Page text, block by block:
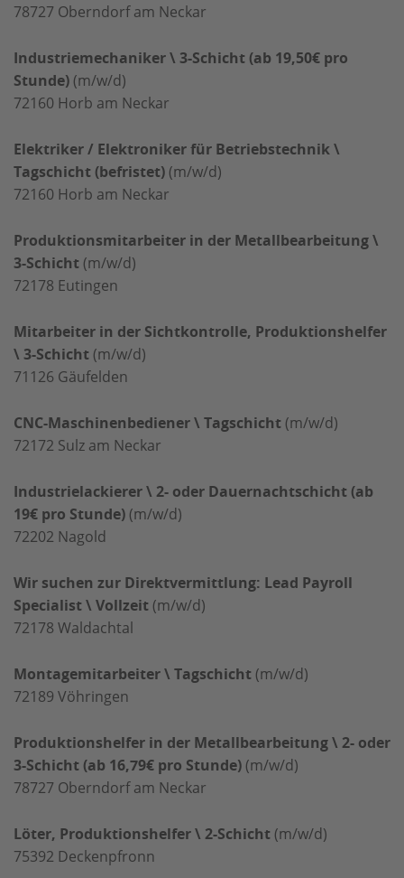
78727 Oberndorf am Neckar
Industriemechaniker \ 3-Schicht (ab 19,50€ pro
Stunde) (m/w/d)
72160 Horb am Neckar
Elektriker / Elektroniker für Betriebstechnik \
Tagschicht (befristet) (m/w/d)
72160 Horb am Neckar
Produktionsmitarbeiter in der Metallbearbeitung \
3-Schicht (m/w/d)
72178 Eutingen
Mitarbeiter in der Sichtkontrolle, Produktionshelfer
\ 3-Schicht (m/w/d)
71126 Gäufelden
CNC-Maschinenbediener \ Tagschicht (m/w/d)
72172 Sulz am Neckar
Industrielackierer \ 2- oder Dauernachtschicht (ab
19€ pro Stunde) (m/w/d)
72202 Nagold
Wir suchen zur Direktvermittlung: Lead Payroll
Specialist \ Vollzeit (m/w/d)
72178 Waldachtal
Montagemitarbeiter \ Tagschicht (m/w/d)
72189 Vöhringen
Produktionshelfer in der Metallbearbeitung \ 2- oder
3-Schicht (ab 16,79€ pro Stunde) (m/w/d)
78727 Oberndorf am Neckar
Löter, Produktionshelfer \ 2-Schicht (m/w/d)
75392 Deckenpfronn